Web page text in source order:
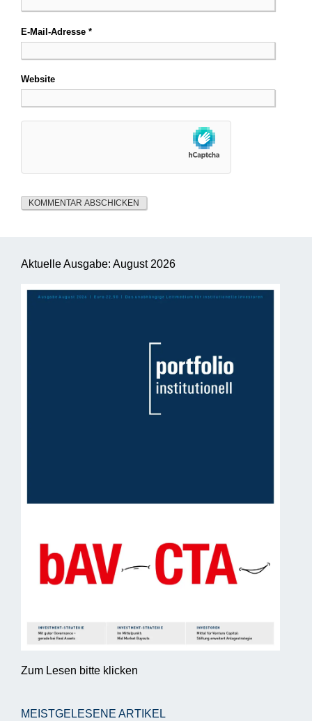
E-Mail-Adresse *
Website
Aktuelle Ausgabe: August 2026
Zum Lesen bitte klicken
MEISTGELESENE ARTIKEL